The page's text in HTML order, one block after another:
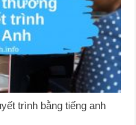
trình bằng tiếng anh